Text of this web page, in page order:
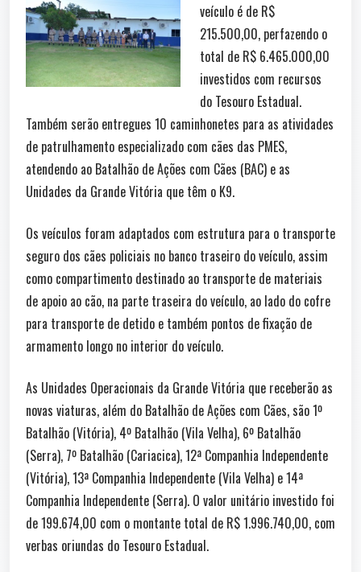
veículo é de R$
215.500,00, perfazendo o
total de R$ 6.465.000,00
investidos com recursos
do Tesouro Estadual.
Também serão entregues 10 caminhonetes para as atividades
de patrulhamento especializado com cães das PMES,
atendendo ao Batalhão de Ações com Cães (BAC) e as
Unidades da Grande Vitória que têm o K9.
Os veículos foram adaptados com estrutura para o transporte
seguro dos cães policiais no banco traseiro do veículo, assim
como compartimento destinado ao transporte de materiais
de apoio ao cão, na parte traseira do veículo, ao lado do cofre
para transporte de detido e também pontos de fixação de
armamento longo no interior do veículo.
As Unidades Operacionais da Grande Vitória que receberão as
novas viaturas, além do Batalhão de Ações com Cães, são 1º
Batalhão (Vitória), 4º Batalhão (Vila Velha), 6º Batalhão
(Serra), 7º Batalhão (Cariacica), 12ª Companhia Independente
(Vitória), 13ª Companhia Independente (Vila Velha) e 14ª
Companhia Independente (Serra). O valor unitário investido foi
de 199.674,00 com o montante total de R$ 1.996.740,00, com
verbas oriundas do Tesouro Estadual.